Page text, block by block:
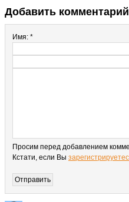
Добавить комментарий
Имя: *
Просим перед добавлением
Кстати, если Вы